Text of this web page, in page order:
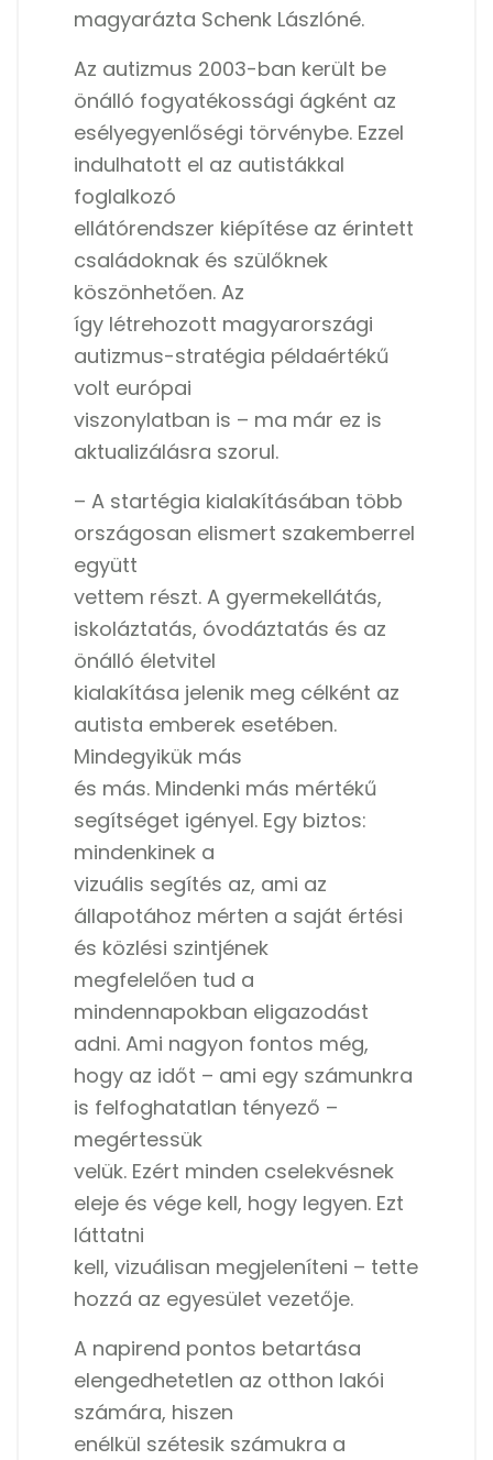
magyarázta Schenk Lászlóné.
Az autizmus 2003-ban került be
önálló fogyatékossági ágként az
esélyegyenlőségi törvénybe. Ezzel
indulhatott el az autistákkal
foglalkozó
ellátórendszer kiépítése az érintett
családoknak és szülőknek
köszönhetően. Az
így létrehozott magyarországi
autizmus-stratégia példaértékű
volt európai
viszonylatban is – ma már ez is
aktualizálásra szorul.
– A startégia kialakításában több
országosan elismert szakemberrel
együtt
vettem részt. A gyermekellátás,
iskoláztatás, óvodáztatás és az
önálló életvitel
kialakítása jelenik meg célként az
autista emberek esetében.
Mindegyikük más
és más. Mindenki más mértékű
segítséget igényel. Egy biztos:
mindenkinek a
vizuális segítés az, ami az
állapotához mérten a saját értési
és közlési szintjének
megfelelően tud a
mindennapokban eligazodást
adni. Ami nagyon fontos még,
hogy az időt – ami egy számunkra
is felfoghatatlan tényező –
megértessük
velük. Ezért minden cselekvésnek
eleje és vége kell, hogy legyen. Ezt
láttatni
kell, vizuálisan megjeleníteni – tette
hozzá az egyesület vezetője.
A napirend pontos betartása
elengedhetetlen az otthon lakói
számára, hiszen
enélkül szétesik számukra a